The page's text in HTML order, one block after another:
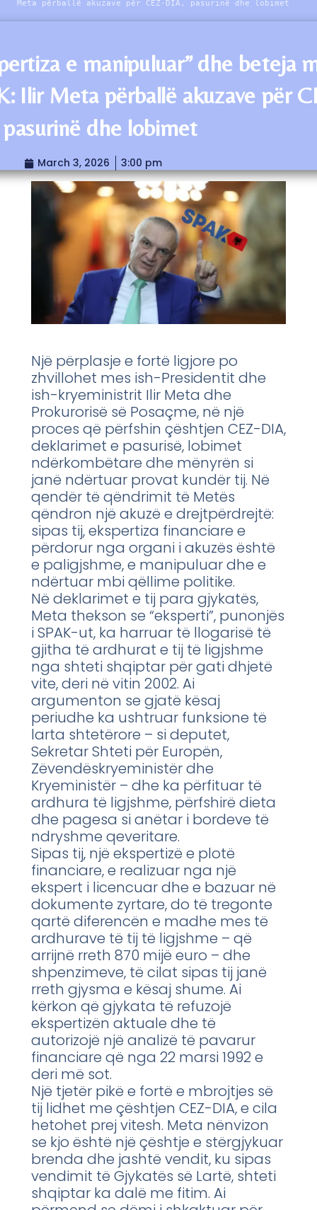
Meta përballë akuzave për CEZ-DIA, pasurinë dhe lobimet
e manipuluar” dhe beteja
Ilir Meta përballë akuzave për
dhe lobimet
March 3, 2026 3:00 pm
Një përplasje e fortë ligjore po
zhvillohet mes ish-Presidentit dhe
ish-kryeministrit Ilir Meta dhe
Prokurorisë së Posaçme, në një
proces që përfshin çështjen CEZ-DIA,
deklarimet e pasurisë, lobimet
ndërkombëtare dhe mënyrën si
janë ndërtuar provat kundër tij. Në
qendër të qëndrimit të Metës
qëndron një akuzë e drejtpërdrejtë:
sipas tij, ekspertiza financiare e
përdorur nga organi i akuzës është
e paligjshme, e manipuluar dhe e
ndërtuar mbi qëllime politike.
Në deklarimet e tij para gjykatës,
Meta thekson se “eksperti”, punonjës
i SPAK-ut, ka harruar të llogarisë të
gjitha të ardhurat e tij të ligjshme
nga shteti shqiptar për gati dhjetë
vite, deri në vitin 2002. Ai
argumenton se gjatë kësaj
periudhe ka ushtruar funksione të
larta shtetërore – si deputet,
Sekretar Shteti për Europën,
Zëvendëskryeministër dhe
Kryeministër – dhe ka përfituar të
ardhura të ligjshme, përfshirë dieta
dhe pagesa si anëtar i bordeve të
ndryshme qeveritare.
Sipas tij, një ekspertizë e plotë
financiare, e realizuar nga një
ekspert i licencuar dhe e bazuar në
dokumente zyrtare, do të tregonte
qartë diferencën e madhe mes të
ardhurave të tij të ligjshme – që
arrijnë rreth 870 mijë euro – dhe
shpenzimeve, të cilat sipas tij janë
rreth gjysma e kësaj shume. Ai
kërkon që gjykata të refuzojë
ekspertizën aktuale dhe të
autorizojë një analizë të pavarur
financiare që nga 22 marsi 1992 e
deri më sot.
Një tjetër pikë e fortë e mbrojtjes së
tij lidhet me çështjen CEZ-DIA, e cila
hetohet prej vitesh. Meta nënvizon
se kjo është një çështje e stërgjykuar
brenda dhe jashtë vendit, ku sipas
vendimit të Gjykatës së Lartë, shteti
shqiptar ka dalë me fitim. Ai